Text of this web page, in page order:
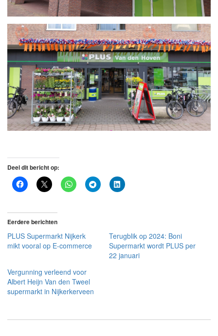
Deel dit bericht op:
Eerdere berichten
PLUS Supermarkt Nijkerk
mikt vooral op E-commerce
Terugblik op 2024: Boni
Supermarkt wordt PLUS per
22 januari
Vergunning verleend voor
Albert Heijn Van den Tweel
supermarkt in Nijkerkerveen